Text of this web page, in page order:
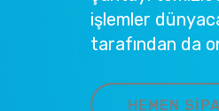
işlemler
tarafından da
HEMEN